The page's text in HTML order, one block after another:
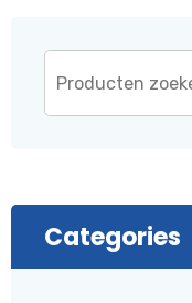
Categories